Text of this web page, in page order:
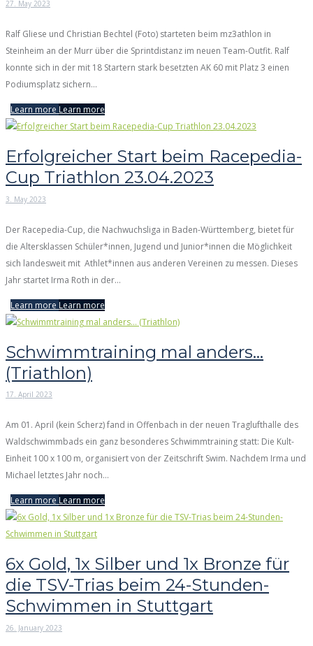
27. May 2023
Ralf Gliese und Christian Bechtel (Foto) starteten beim mz3athlon in
Steinheim an der Murr über die Sprintdistanz im neuen Team-Outfit. Ralf
konnte sich in der mit 18 Startern stark besetzten AK 60 mit Platz 3 einen
Podiumsplatz sichern...
Learn more Learn more
Erfolgreicher Start beim Racepedia-
Cup Triathlon 23.04.2023
3. May 2023
Der Racepedia-Cup, die Nachwuchsliga in Baden-Württemberg, bietet für
die Altersklassen Schüler*innen, Jugend und Junior*innen die Möglichkeit
sich landesweit mit Athlet*innen aus anderen Vereinen zu messen. Dieses
Jahr startet Irma Roth in der...
Learn more Learn more
Schwimmtraining mal anders…
(Triathlon)
17. April 2023
Am 01. April (kein Scherz) fand in Offenbach in der neuen Traglufthalle des
Waldschwimmbads ein ganz besonderes Schwimmtraining statt: Die Kult-
Einheit 100 x 100 m, organisiert von der Zeitschrift Swim. Nachdem Irma und
Michael letztes Jahr noch...
Learn more Learn more
6x Gold, 1x Silber und 1x Bronze für
die TSV-Trias beim 24-Stunden-
Schwimmen in Stuttgart
26. January 2023